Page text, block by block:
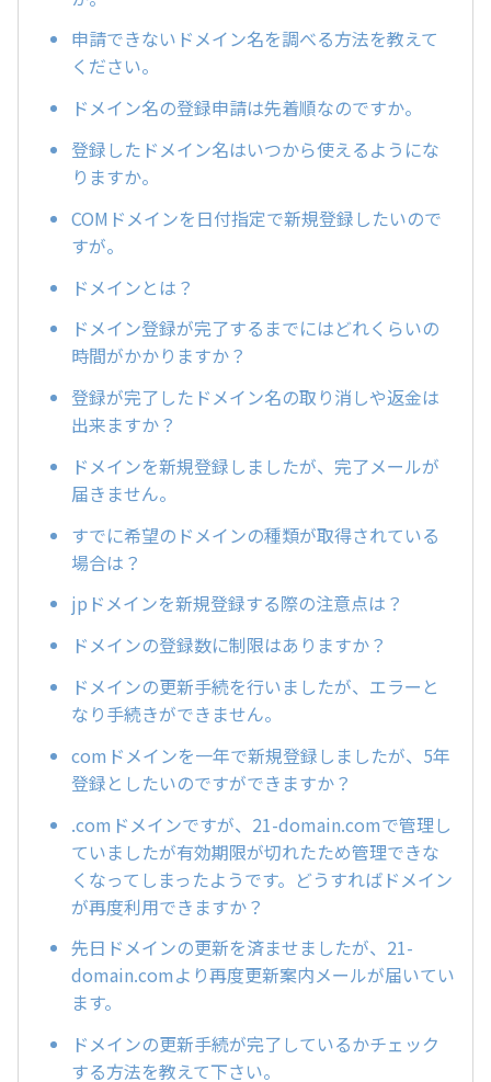
申請できないドメイン名を調べる方法を教えて
ください。
ドメイン名の登録申請は先着順なのですか。
登録したドメイン名はいつから使えるようにな
りますか。
COMドメインを日付指定で新規登録したいので
すが。
ドメインとは？
ドメイン登録が完了するまでにはどれくらいの
時間がかかりますか？
登録が完了したドメイン名の取り消しや返金は
出来ますか？
ドメインを新規登録しましたが、完了メールが
届きません。
すでに希望のドメインの種類が取得されている
場合は？
jpドメインを新規登録する際の注意点は？
ドメインの登録数に制限はありますか？
ドメインの更新手続を行いましたが、エラーと
なり手続きができません。
comドメインを一年で新規登録しましたが、5年
登録としたいのですができますか？
.comドメインですが、21-domain.comで管理し
ていましたが有効期限が切れたため管理できな
くなってしまったようです。どうすればドメイン
が再度利用できますか？
先日ドメインの更新を済ませましたが、21-
domain.comより再度更新案内メールが届いてい
ます。
ドメインの更新手続が完了しているかチェック
する方法を教えて下さい。